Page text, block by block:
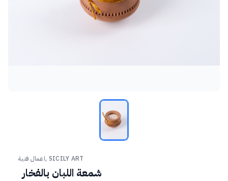
اعمال فنية, SICILY ART
شمعة اللبان بالفخار